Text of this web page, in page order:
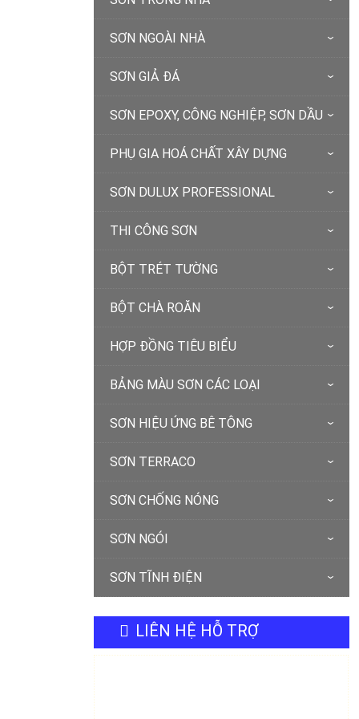
SƠN NGOÀI NHÀ
SƠN GIẢ ĐÁ
SƠN EPOXY, CÔNG NGHIỆP, SƠN DẦU
PHỤ GIA HOÁ CHẤT XÂY DỰNG
SƠN DULUX PROFESSIONAL
THI CÔNG SƠN
BỘT TRÉT TƯỜNG
BỘT CHÀ ROĂN
HỢP ĐỒNG TIÊU BIỂU
BẢNG MÀU SƠN CÁC LOẠI
SƠN HIỆU ỨNG BÊ TÔNG
SƠN TERRACO
SƠN CHỐNG NÓNG
SƠN NGÓI
SƠN TĨNH ĐIỆN
LIÊN HỆ HỖ TRỢ